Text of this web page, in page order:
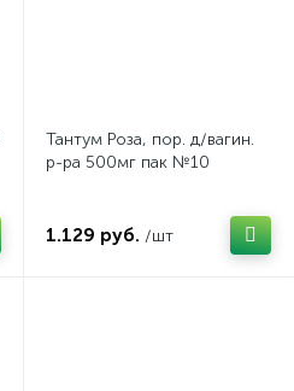
Тантум Роза, пор. д/вагин.
р-ра 500мг пак №10
1.129 руб. /шт